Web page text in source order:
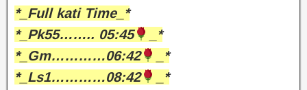
*_Full kati Time_*
*_Pk55…….. 05:45
_*
*_Gm…………06:42
_*
*_Ls1…………08:42
_*